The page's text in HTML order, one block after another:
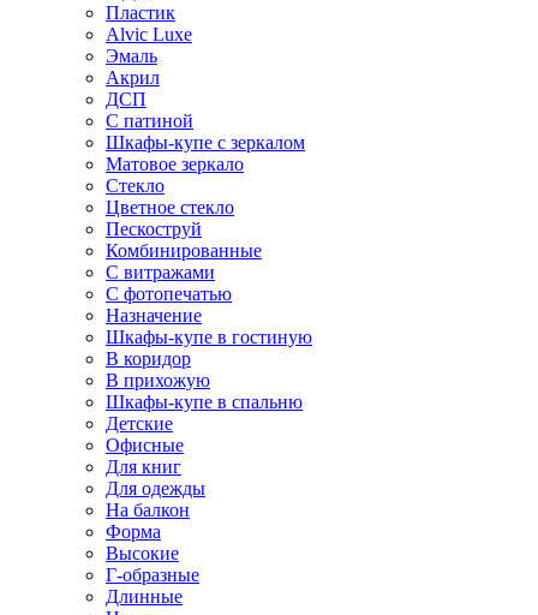
Пластик
Alvic Luxe
Эмаль
Акрил
ДСП
С патиной
Шкафы-купе с зеркалом
Матовое зеркало
Стекло
Цветное стекло
Пескоструй
Комбинированные
С витражами
С фотопечатью
Назначение
Шкафы-купе в гостиную
В коридор
В прихожую
Шкафы-купе в спальню
Детские
Офисные
Для книг
Для одежды
На балкон
Форма
Высокие
Г-образные
Длинные